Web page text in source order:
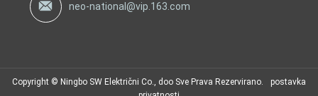
neo-national@vip.163.com
Copyright © Ningbo SW Električni Co., doo Sve Prava Rezervirano.
postavka